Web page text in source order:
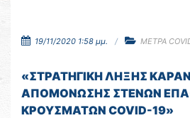
19/11/2020 1:58 μμ. ΜΕΤΡΑ
«ΣΤΡΑΤΗΓΙΚΗ ΛΗΞΗΣ
ΑΠΟΜΟΝΩΣΗΣ ΣΤΕΝΩΝ
ΚΡΟΥΣΜΑΤΩΝ COVID-19»